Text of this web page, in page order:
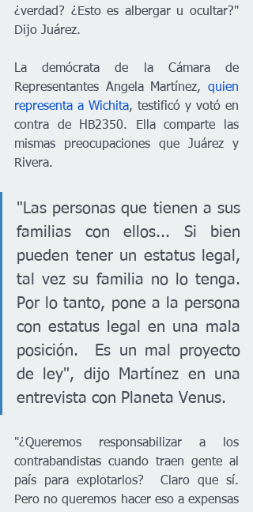
¿verdad? ¿Esto es albergar u ocultar?"
Dijo Juárez.
La demócrata de la Cámara de
Representantes Angela Martínez, quien
representa a Wichita, testificó y votó en
contra de HB2350. Ella comparte las
mismas preocupaciones que Juárez y
Rivera.
"Las personas que tienen a sus
familias con ellos... Si bien
pueden tener un estatus legal,
tal vez su familia no lo tenga.
Por lo tanto, pone a la persona
con estatus legal en una mala
posición.  Es un mal proyecto
de ley", dijo Martínez en una
entrevista con Planeta Venus.
"¿Queremos responsabilizar a los
contrabandistas cuando traen gente al
país para explotarlos?  Claro que sí.
Pero no queremos hacer eso a expensas